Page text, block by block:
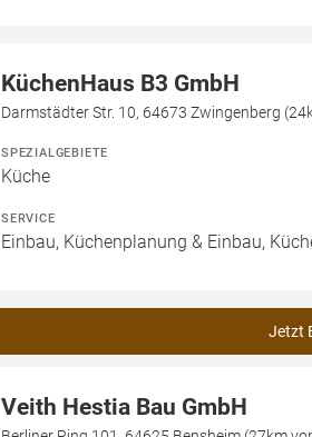
KüchenHaus B3 GmbH
Darmstädter Str. 10, 64673 Zwingenberg
SPEZIALGEBIETE
Küche
SERVICE
Einbau, Küchenplanung & Einbau,
Jetzt
Veith Hestia Bau GmbH